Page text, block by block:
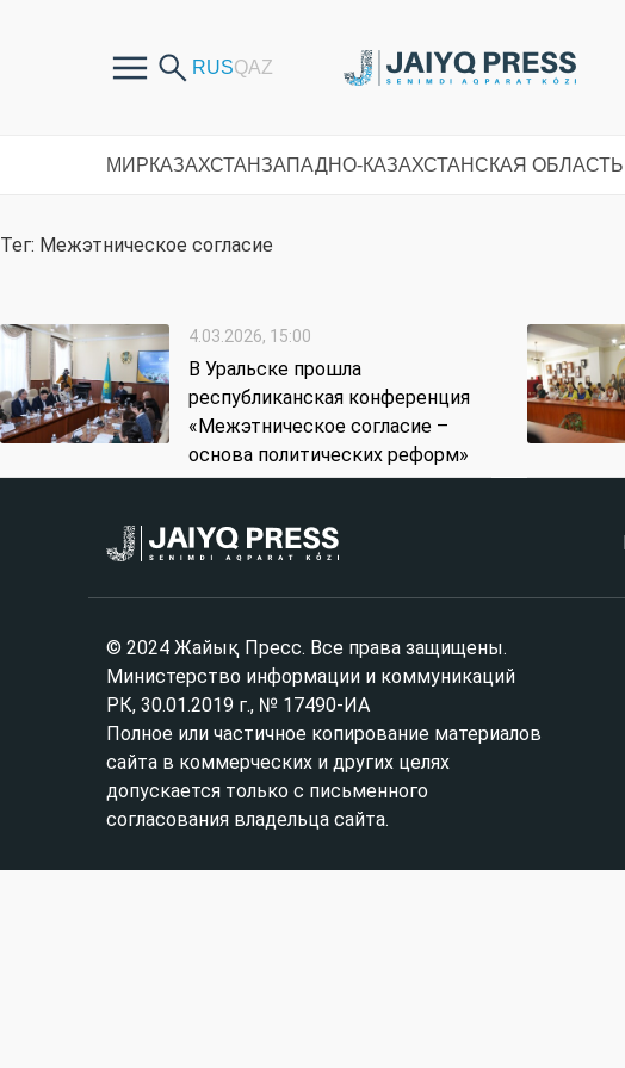
МИРКАЗАХСТАНЗАПАДНО-КАЗАХСТАНСКАЯ ОБЛАСТЬ
Тег: Межэтническое согласие
4.03.2026, 15:00
В Уральске прошла
республиканская конференция
«Межэтническое согласие –
основа политических реформ»
© 2024 Жайық Пресс. Все права защищены.
Министерство информации и коммуникаций
РК, 30.01.2019 г., № 17490-ИА
Полное или частичное копирование материалов
сайта в коммерческих и других целях
допускается только с письменного
согласования владельца сайта.